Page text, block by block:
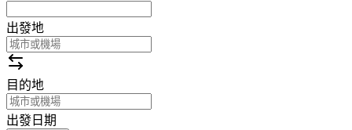
出發地
目的地
出發日期